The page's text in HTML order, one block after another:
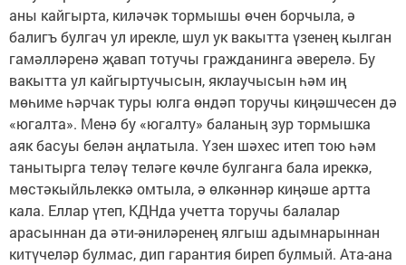
аны кайгырта, киләчәк тормышы өчен борчыла, ә
балигъ булгач ул ирекле, шул ук вакытта үзенең кылган
гамәлләренә җавап тотучы гражданинга әверелә. Бу
вакытта ул кайгыртучысын, яклаучысын һәм иң
мөһиме һәрчак туры юлга өндәп торучы киңәшчесен дә
«югалта». Менә бу «югалту» баланың зур тормышка
аяк басуы белән аңлатыла. Үзен шәхес итеп тою һәм
танытырга теләү теләге көчле булганга бала иреккә,
мөстәкыйльлеккә омтыла, ә өлкәннәр киңәше артта
кала. Еллар үтеп, КДНда учетта торучы балалар
арасыннан да әти-әниләренең ялгыш адымнарыннан
китүчеләр булмас, дип гарантия биреп булмый. Ата-ана